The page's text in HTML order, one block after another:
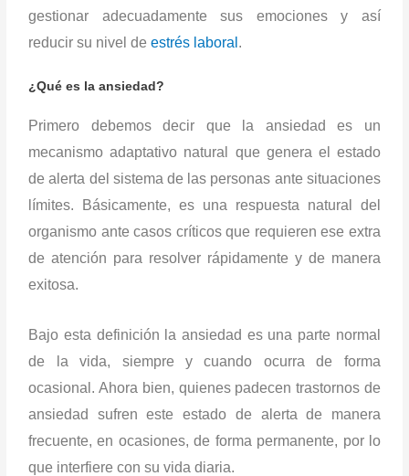
gestionar adecuadamente sus emociones y así
reducir su nivel deestrés laboral .
¿Qué es la ansiedad?
Primero debemos decir que la ansiedad es un
mecanismo adaptativo natural que genera el estado
de alerta del sistema de las personas ante situaciones
límites. Básicamente, es una respuesta natural del
organismo ante casos críticos que requieren ese extra
de atención para resolver rápidamente y de manera
exitosa.
Bajo esta definición la ansiedad es una parte normal
de la vida, siempre y cuando ocurra de forma
ocasional. Ahora bien, quienes padecen trastornos de
ansiedad sufren este estado de alerta de manera
frecuente, en ocasiones, de forma permanente, por lo
que interfiere con su vida diaria.